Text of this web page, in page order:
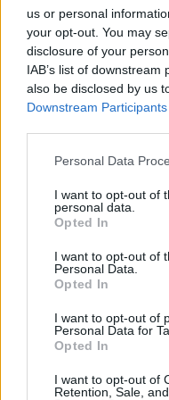
us or personal
your opt-out. You may
disclosure of your
IAB’s list of
also be disclosed by us
Downstream Participants
Personal Data
I want to opt-out of
personal data.
Opted In
I want to opt-out of
Personal Data.
Opted In
I want to opt-out of
Personal Data for
Opted In
I want to opt-out of
Retention, Sale,
"La sostenibilità
Zebre costano
ammette il
sportivamente
producono
potremmo
molto
la stessa
giocheranno le
o come si
garantisco: dal
essere solida e
concreti sul
2026". Le